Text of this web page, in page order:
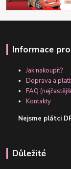
Informace
Jak nakoupit?
Doprava a
FAQ
Kontakty
Nejsme plátci
Důležité